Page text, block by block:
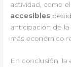
actividad, como
accesibles
anticipación de
más económico
En conclusión, la